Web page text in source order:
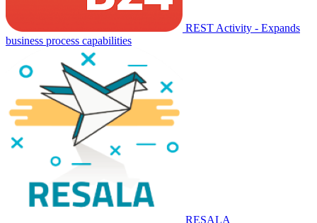
REST Activity - Expands
business process capabilities
RESALA